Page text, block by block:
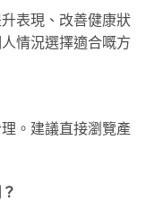
表現、改善健康狀
情況選擇適合嘅方
。建議直接瀏覽產